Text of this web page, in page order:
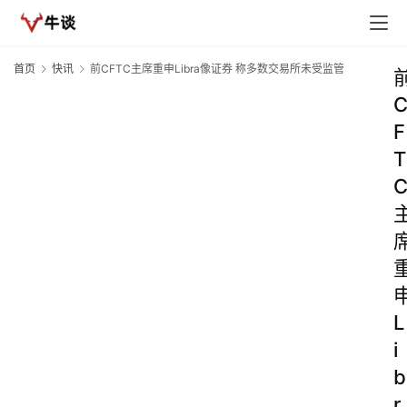
首页 快讯 前CFTC主席重申Libra像证券 称多数交易所未受监管
C
F
T
C
L
i
b